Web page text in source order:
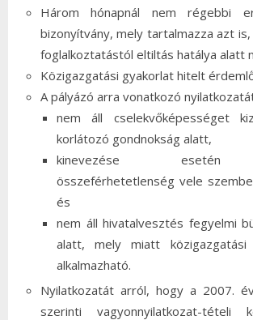
Három hónapnál nem régebbi
bizonyítvány, mely tartalmazza azt
foglalkoztatástól eltiltás hatálya alatt
Közigazgatási gyakorlat hitelt
A pályázó arra vonatkozó
nem áll cselekvőképességet
korlátozó gondnokság alatt,
kinevezése esetén
összeférhetetlenség vele
és
nem áll hivatalvesztés fegyelmi
alatt, mely miatt közigazgatási
alkalmazható.
Nyilatkozatát arról, hogy a 2007.
szerinti vagyonnyilatkozat-tételi